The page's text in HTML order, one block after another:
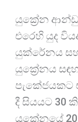
යුක්‍රේන
එරෙහි යුද
යුක්රේනය සහ
යුක්‍රේනය
පැකේජයකට
දී සියයට 30
යුක්‍රේනයේ